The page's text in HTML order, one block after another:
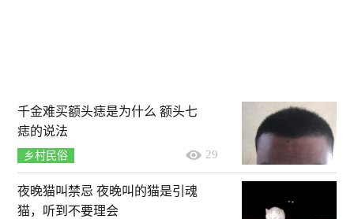
千金难买额头痣是为什么 额头七
痣的说法
乡村民俗 29
夜晚猫叫禁忌 夜晚叫的猫是引魂
猫，听到不要理会